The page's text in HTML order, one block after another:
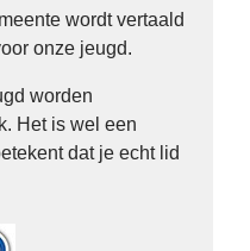
wordt vertaald
onze jeugd.
worden
Het is wel een
dat je echt lid